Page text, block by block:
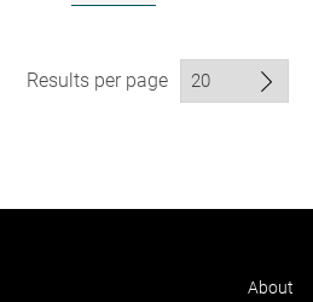
Results per page
About